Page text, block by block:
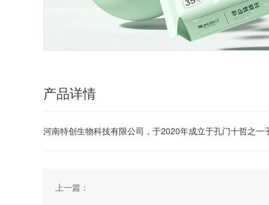
产品详情
河南特创生物科技有限公司，于2020年成立于孔门十哲之
上一篇：